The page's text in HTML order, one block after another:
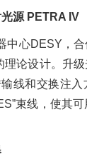
光源 PETRA IV
中心DESY ，
理论设计。升
线和交换注入
”束线，使其